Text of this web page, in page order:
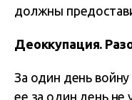
должны
Деоккупация.
За один день
ее за один день не